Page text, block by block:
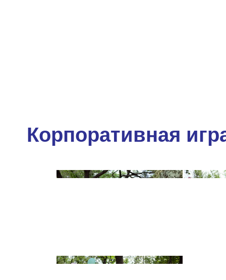
Корпоративная